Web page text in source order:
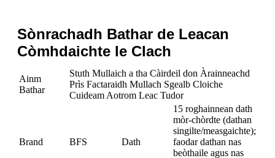
Sònrachadh Bathar de Leacan
Còmhdaichte le Clach
Ainm
Bathar
Stuth Mullaich a tha Càirdeil don Àrainneachd
Prìs Factaraidh Mullach Sgealb Cloiche
Cuideam Aotrom Leac Tudor
Brand BFS Dath
15 roghainnean dath
mòr-chòrdte (dathan
singilte/measgaichte);
faodar dathan nas
beòthaile agus nas